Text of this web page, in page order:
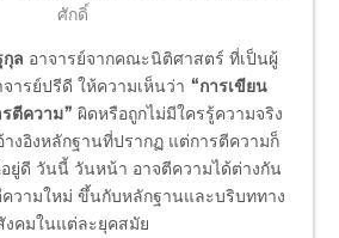
ศักดิ์
ล อาจารย์จากคณะนิติศาสตร์ ที่เป็นผู้
ารย์ปรีดี ให้ความเห็นว่า “การเขียน
ตีความ” ผิดหรือถูกไม่มีใครรู้ความจริง
งอิงหลักฐานที่ปรากฏ แต่การตีความก็
ยู่ดี วันนี้ วันหน้า อาจตีความได้ต่างกัน
วามใหม่ ขึ้นกับหลักฐานและบริบททาง
งคมในแต่ละยุคสมัย